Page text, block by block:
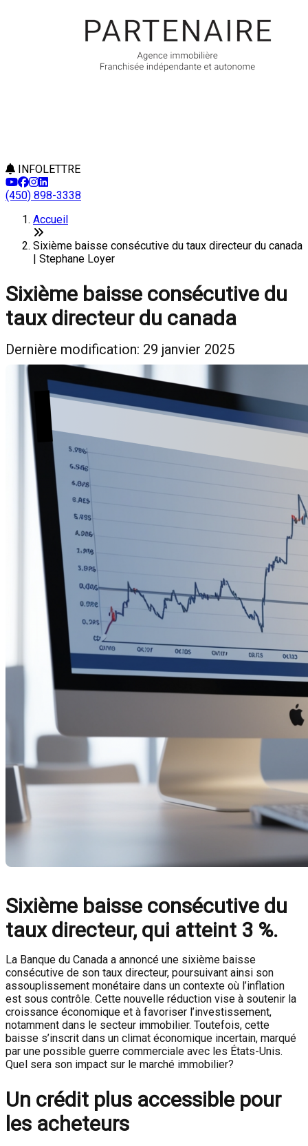
INFOLETTRE
(450) 898-3338
Accueil
Sixième baisse consécutive du taux directeur du canada
| Stephane Loyer
Sixième baisse consécutive du
taux directeur du canada
Dernière modification: 29 janvier 2025
Sixième baisse consécutive du
taux directeur, qui atteint 3 %.
La Banque du Canada a annoncé une sixième baisse
consécutive de son taux directeur, poursuivant ainsi son
assouplissement monétaire dans un contexte où l’inflation
est sous contrôle. Cette nouvelle réduction vise à soutenir la
croissance économique et à favoriser l’investissement,
notamment dans le secteur immobilier. Toutefois, cette
baisse s’inscrit dans un climat économique incertain, marqué
par une possible guerre commerciale avec les États-Unis.
Quel sera son impact sur le marché immobilier?
Un crédit plus accessible pour
les acheteurs